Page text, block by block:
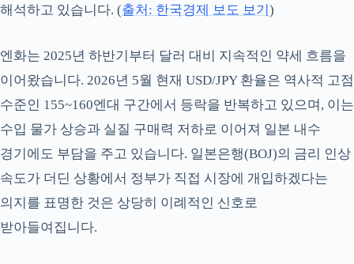
해석하고 있습니다. (출처: 한국경제 보도 보기 )
엔화는 2025년 하반기부터 달러 대비 지속적인 약세 흐름을
이어왔습니다. 2026년 5월 현재 USD/JPY 환율은 역사적 고점
수준인 155~160엔대 구간에서 등락을 반복하고 있으며, 이는
수입 물가 상승과 실질 구매력 저하로 이어져 일본 내수
경기에도 부담을 주고 있습니다. 일본은행(BOJ)의 금리 인상
속도가 더딘 상황에서 정부가 직접 시장에 개입하겠다는
의지를 표명한 것은 상당히 이례적인 신호로
받아들여집니다.